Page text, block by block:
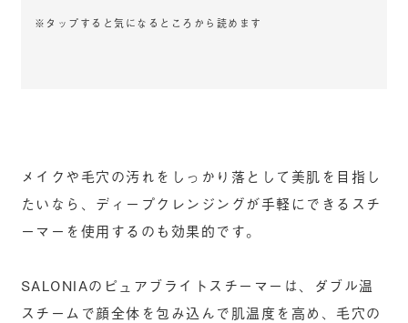
※タップすると気になるところから読めます
メイクや毛穴の汚れをしっかり落として美肌を目指し
たいなら、ディープクレンジングが手軽にできるスチ
ーマーを使用するのも効果的です。
SALONIAのピュアブライトスチーマーは、ダブル温
スチームで顔全体を包み込んで肌温度を高め、毛穴の